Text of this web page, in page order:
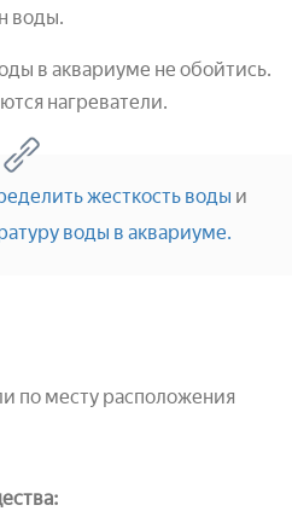
воды.
в аквариуме не обойтись.
нагреватели.
жесткость воды и
воды в аквариуме.
по месту расположения